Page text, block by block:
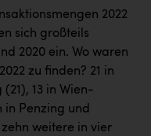
2022
sich großteils
2020 ein. Wo waren
zu finden? 21 in
13 in Wien-
in Penzing und
weitere in vier